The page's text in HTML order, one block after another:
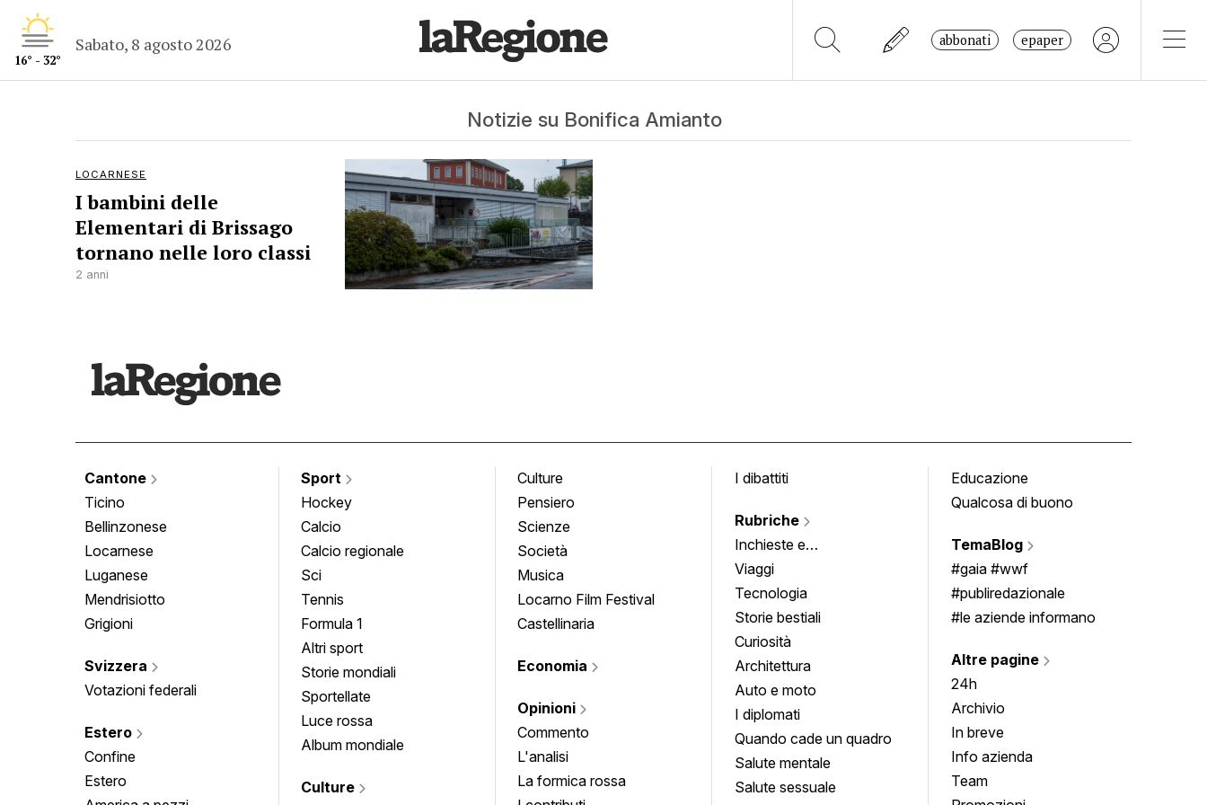
16° - 32°
Sabato, 8 agosto 2026 abbonati epaper
Notizie su Bonifica Amianto
LOCARNESE
I bambini delle
Elementari di Brissago
tornano nelle loro classi
2 anni
Cantone
Ticino
Bellinzonese
Locarnese
Luganese
Mendrisiotto
Grigioni
Svizzera
Votazioni federali
Estero
Confine
Estero
Sport
Hockey
Calcio
Calcio regionale
Sci
Tennis
Formula 1
Altri sport
Storie mondiali
Sportellate
Luce rossa
Album mondiale
Culture
Culture
Pensiero
Scienze
Società
Musica
Locarno Film Festival
Castellinaria
Economia
Opinioni
Commento
L'analisi
La formica rossa
I dibattiti
Rubriche
Inchieste e
approfondimenti
Viaggi
Tecnologia
Storie bestiali
Curiosità
Architettura
Auto e moto
I diplomati
Quando cade un quadro
Salute mentale
Salute sessuale
Educazione
Qualcosa di buono
TemaBlog
#gaia #wwf
#publiredazionale
#le aziende informano
Altre pagine
24h
Archivio
In breve
Info azienda
Team